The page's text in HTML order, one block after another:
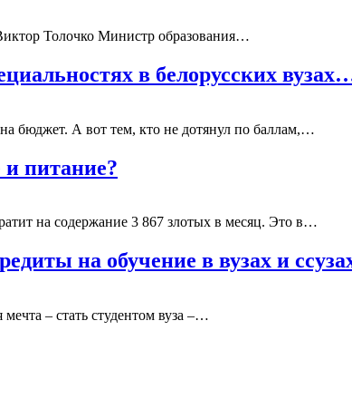
Толочко Министр образования…
в белорусских
бюджет. А вот тем, кто не дотянул по баллам,…
питание?
на содержание 3 867 злотых в месяц. Это в…
на обучение в вузах и
– стать студентом вуза –…